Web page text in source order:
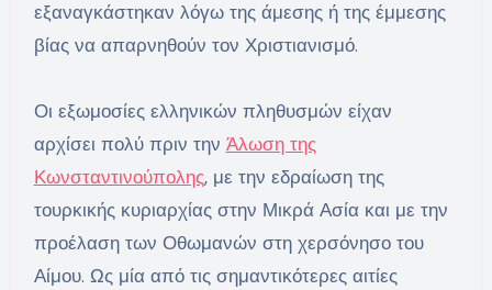
εξαναγκάστηκαν λόγω της άμεσης ή της έμμεσης
βίας να απαρνηθούν τον Χριστιανισμό.
Οι εξωμοσίες ελληνικών πληθυσμών είχαν
αρχίσει πολύ πριν την Άλωση της
Κωνσταντινούπολης, με την εδραίωση της
τουρκικής κυριαρχίας στην Μικρά Ασία και με την
προέλαση των Οθωμανών στη χερσόνησο του
Αίμου. Ως μία από τις σημαντικότερες αιτίες